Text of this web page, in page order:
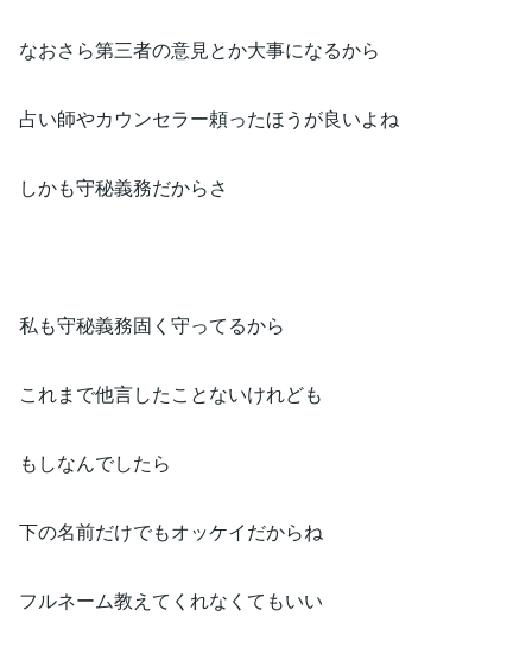
なおさら第三者の意見とか大事になるから
占い師やカウンセラー頼ったほうが良いよね
しかも守秘義務だからさ
私も守秘義務固く守ってるから
これまで他言したことないけれども
もしなんでしたら
下の名前だけでもオッケイだからね
フルネーム教えてくれなくてもいい